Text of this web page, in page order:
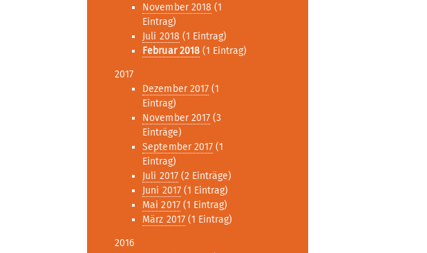
November 2018 (1
Eintrag)
Juli 2018 (1 Eintrag)
Februar 2018 (1 Eintrag)
2017
Dezember 2017 (1
Eintrag)
November 2017 (3
Einträge)
September 2017 (1
Eintrag)
Juli 2017(2 Einträge)
Juni 2017(1 Eintrag)
Mai 2017(1 Eintrag)
März 2017(1 Eintrag)
2016